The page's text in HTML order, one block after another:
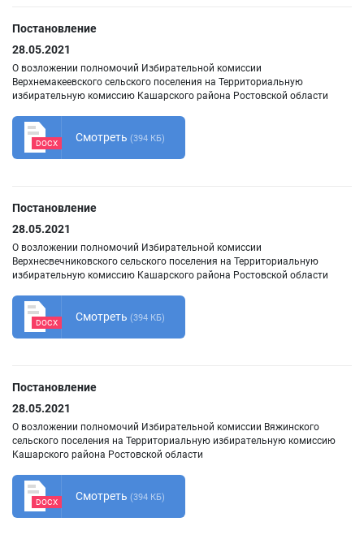
Постановление
28.05.2021
О возложении полномочий Избирательной комиссии
Верхнемакеевского сельского поселения на Территориальную
избирательную комиссию Кашарского района Ростовской области
DOCX Смотреть (394 КБ)
Постановление
28.05.2021
О возложении полномочий Избирательной комиссии
Верхнесвечниковского сельского поселения на Территориальную
избирательную комиссию Кашарского района Ростовской области
DOCX Смотреть (394 КБ)
Постановление
28.05.2021
О возложении полномочий Избирательной комиссии Вяжинского
сельского поселения на Территориальную избирательную комиссию
Кашарского района Ростовской области
DOCX Смотреть (394 КБ)